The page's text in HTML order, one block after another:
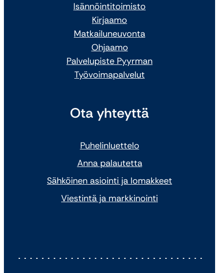
Isännöintitoimisto
Kirjaamo
Matkailuneuvonta
Ohjaamo
Palvelupiste Pyyrman
Työvoimapalvelut
Ota yhteyttä
Puhelinluettelo
Anna palautetta
Sähköinen asiointi ja lomakkeet
Viestintä ja markkinointi